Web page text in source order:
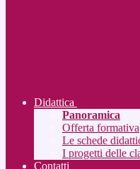
Didattica
Panoramica
Offerta formativa
Le schede
I progetti delle
Contatti